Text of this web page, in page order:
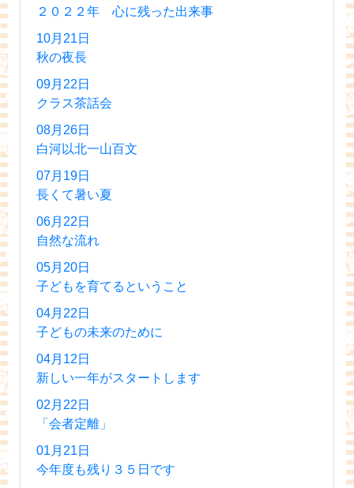
２０２２年 心に残った出来事
10月21日
秋の夜長
09月22日
クラス茶話会
08月26日
白河以北一山百文
07月19日
長くて暑い夏
06月22日
自然な流れ
05月20日
子どもを育てるということ
04月22日
子どもの未来のために
04月12日
新しい一年がスタートします
02月22日
「会者定離」
01月21日
今年度も残り３５日です